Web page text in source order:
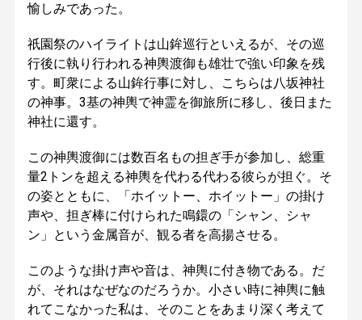
愉しみであった。
祇園祭のハイライトは山鉾巡行といえるが、その巡
行後に執り行われる神輿渡御も雄壮で強い印象を残
す。町衆による山鉾行事に対し、こちらは八坂神社
の神事。3基の神輿で神霊を御旅所に移し、後日また
神社に還す。
この神輿渡御には数百名もの担ぎ手が参加し、総重
量2トンを超える神輿を代わる代わる彼らが担ぐ。そ
の姿とともに、「ホイットー、ホイットー」の掛け
声や、担ぎ棒に付けられた鳴鐶の「シャン、シャ
ン」という金属音が、観る者を高揚させる。
このような掛け声や音は、神輿に付き物である。だ
が、それはなぜなのだろうか。小さい時に神輿に触
れてこなかった私は、そのことをあまり深く考えて